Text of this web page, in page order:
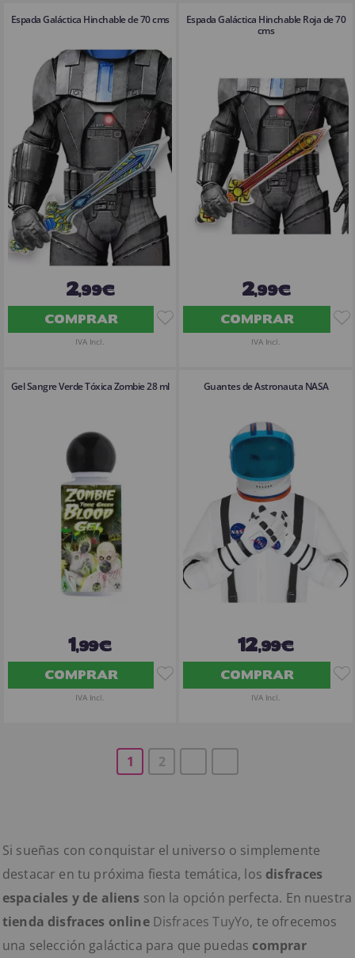
Espada Galáctica Hinchable de 70 cms
2,99€
COMPRAR
IVA Incl.
Espada Galáctica Hinchable Roja de 70
cms
2,99€
COMPRAR
IVA Incl.
Gel Sangre Verde Tóxica Zombie 28 ml
1,99€
COMPRAR
IVA Incl.
Guantes de Astronauta NASA
12,99€
COMPRAR
IVA Incl.
1 2
Si sueñas con conquistar el universo o simplemente
destacar en tu próxima fiesta temática, los disfraces
espaciales y de aliens son la opción perfecta. En nuestra
tienda disfraces online Disfraces TuyYo, te ofrecemos
una selección galáctica para que puedas comprar